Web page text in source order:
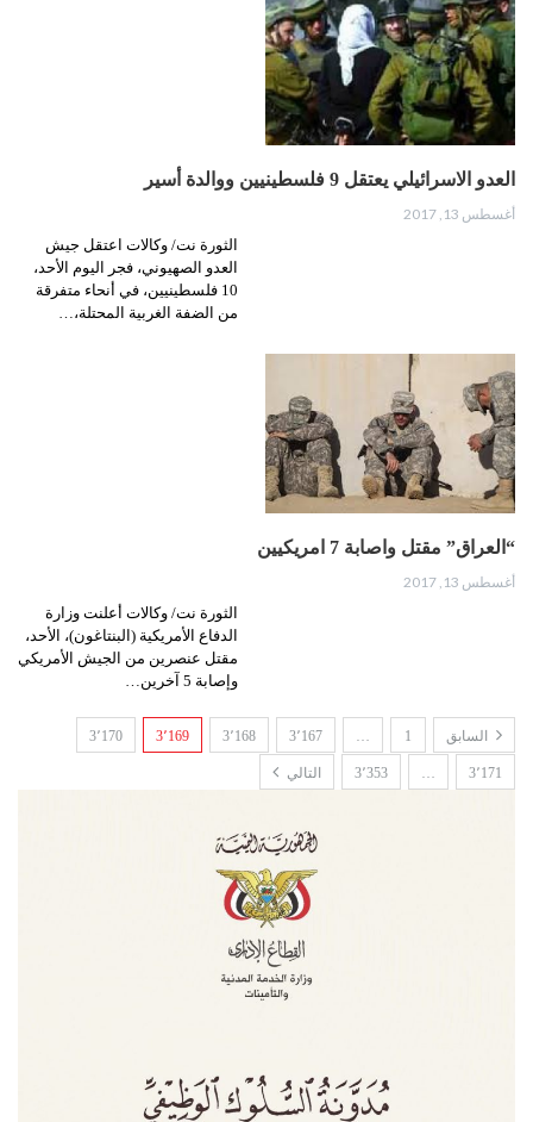
العدو الاسرائيلي يعتقل 9 فلسطينيين ووالدة أسير
أغسطس 13, 2017
الثورة نت/ وكالات اعتقل جيش
العدو الصهيوني، فجر اليوم الأحد،
10 فلسطينيين، في أنحاء متفرقة
من الضفة الغربية المحتلة،…
“العراق” مقتل واصابة 7 امريكيين
أغسطس 13, 2017
الثورة نت/ وكالات أعلنت وزارة
الدفاع الأمريكية (البنتاغون)، الأحد،
مقتل عنصرين من الجيش الأمريكي
وإصابة 5 آخرين…
السابق 1
… 3٬167 3٬168 3٬169 3٬170
3٬171 … 3٬353 التالي